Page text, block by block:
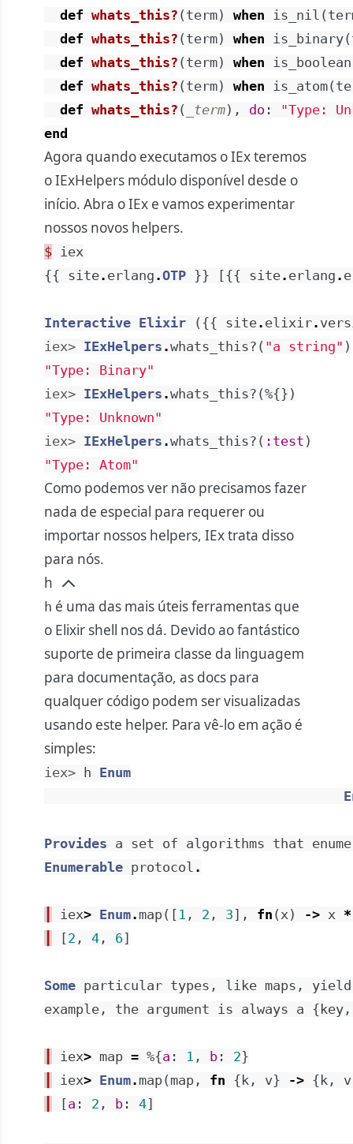
def whats_this? ( term) when is_nil (
def whats_this? ( term) when is_binary(
def whats_this? ( term) when is_boolean
def whats_this? ( term) when is_atom(
def whats_this? ( _term) , do :
"Type:
end
Agora quando executamos o IEx teremos
o IExHelpers módulo disponível desde o
início. Abra o IEx e vamos experimentar
nossos novos helpers.
$ iex
{{ site. erlang .OTP }} [{{ site. erlang .
Interactive Elixir ( {{ site. elixir.
iex> IExHelpers .whats_this? ( "a string" )
"Type: Binary"
iex> IExHelpers .whats_this? (%{} )
"Type: Unknown"
iex> IExHelpers .whats_this? ( :test )
"Type: Atom"
Como podemos ver não precisamos fazer
nada de especial para requerer ou
importar nossos helpers, IEx trata disso
para nós.
h
h é uma das mais úteis ferramentas que
o Elixir shell nos dá. Devido ao fantástico
suporte de primeira classe da linguagem
para documentação, as docs para
qualquer código podem ser visualizadas
usando este helper. Para vê-lo em ação é
simples:
iex> h Enum
Provides a set of algorithms that
Enumerable protocol .
iex> Enum. map( [ 1 , 2 , 3] , fn ( x) -> x *
[2 , 4 , 6]
Some particular types , like maps ,
yield
example , the argument is always a { key ,
iex> map = %{a : 1 , b : 2}
iex> Enum. map( map , fn { k , v} -> { k ,
v
[a : 2 , b : 4]